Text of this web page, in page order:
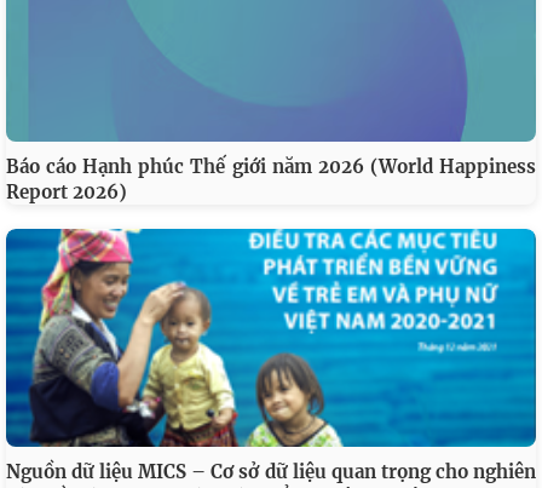
Báo cáo Hạnh phúc Thế giới năm 2026 (World Happiness
Report 2026)
Nguồn dữ liệu MICS – Cơ sở dữ liệu quan trọng cho nghiên